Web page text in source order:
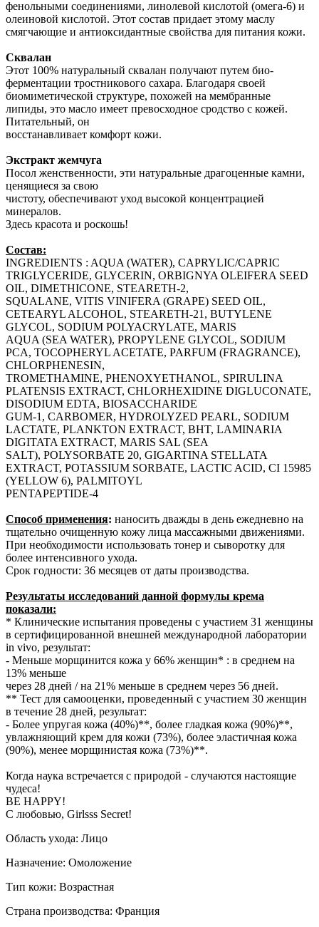
фенольными соединениями, линолевой кислотой (омега-6) и
олеиновой кислотой. Этот состав придает этому маслу
смягчающие и антиоксидантные свойства для питания кожи.
Сквалан
Этот 100% натуральный сквалан получают путем био-
ферментации тростникового сахара. Благодаря своей
биомиметической структуре, похожей на мембранные
липиды, это масло имеет превосходное сродство с кожей.
Питательный, он
восстанавливает комфорт кожи.
Экстракт жемчуга
Посол женственности, эти натуральные драгоценные камни,
ценящиеся за свою
чистоту, обеспечивают уход высокой концентрацией
минералов.
Здесь красота и роскошь!
Cостав:
INGREDIENTS : AQUA (WATER), CAPRYLIC/CAPRIC
TRIGLYCERIDE, GLYCERIN, ORBIGNYA OLEIFERA SEED
OIL, DIMETHICONE, STEARETH-2,
SQUALANE, VITIS VINIFERA (GRAPE) SEED OIL,
CETEARYL ALCOHOL, STEARETH-21, BUTYLENE
GLYCOL, SODIUM POLYACRYLATE, MARIS
AQUA (SEA WATER), PROPYLENE GLYCOL, SODIUM
PCA, TOCOPHERYL ACETATE, PARFUM (FRAGRANCE),
CHLORPHENESIN,
TROMETHAMINE, PHENOXYETHANOL, SPIRULINA
PLATENSIS EXTRACT, CHLORHEXIDINE DIGLUCONATE,
DISODIUM EDTA, BIOSACCHARIDE
GUM-1, CARBOMER, HYDROLYZED PEARL, SODIUM
LACTATE, PLANKTON EXTRACT, BHT, LAMINARIA
DIGITATA EXTRACT, MARIS SAL (SEA
SALT), POLYSORBATE 20, GIGARTINA STELLATA
EXTRACT, POTASSIUM SORBATE, LACTIC ACID, CI 15985
(YELLOW 6), PALMITOYL
PENTAPEPTIDE-4
Способ применения: наносить дважды в день ежедневно на
тщательно очищенную кожу лица массажными движениями.
При необходимости использовать тонер и сыворотку для
более интенсивного ухода.
Срок годности: 36 месяцев от даты производства.
Результаты исследований данной формулы крема
показали:
* Клинические испытания проведены с участием 31 женщины
в сертифицированной внешней международной лаборатории
in vivo, результат:
- Меньше морщинится кожа у 66% женщин* : в среднем на
13% меньше
через 28 дней / на 21% меньше в среднем через 56 дней.
** Тест для самооценки, проведенный c участием 30 женщин
в течение 28 дней, результат:
- Более упругая кожа (40%)**, более гладкая кожа (90%)**,
увлажняющий крем для кожи (73%), более эластичная кожа
(90%), менее морщинистая кожа (73%)**.
Когда наука встречается с природой - случаются настоящие
чудеса!
BE HAPPY!
C любовью, Girlsss Secret!
Область ухода: Лицо
Назначение: Омоложение
Тип кожи: Возрастная
Страна производства: Франция